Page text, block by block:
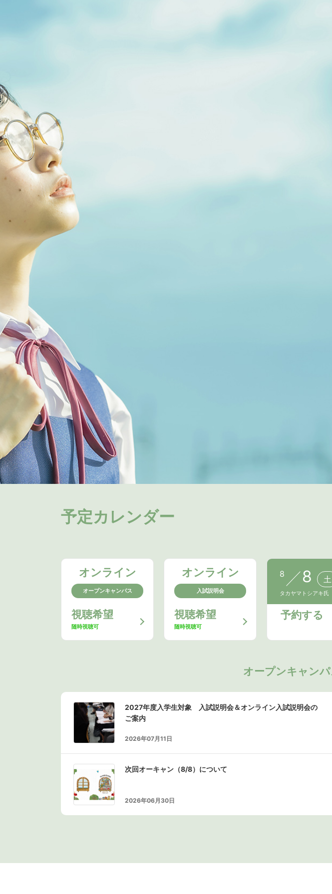
予定カレンダー
オンライン
オープンキャンパス
視聴希望
随時視聴可
オンライン
入試説明会
視聴希望
随時視聴可
8 8 土
タカヤマトシアキ
予約する
オープンキャン
2027年度入学生対象 入試説明会＆オンライン入試説明会の
ご案内
2026年07月11日
次回オーキャン（8/8）について
2026年06月30日